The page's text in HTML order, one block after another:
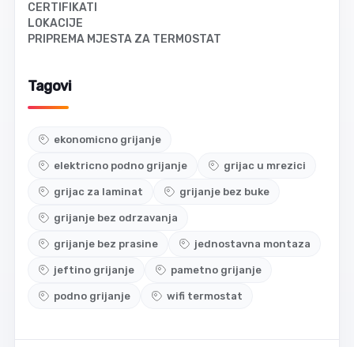
CERTIFIKATI
LOKACIJE
PRIPREMA MJESTA ZA TERMOSTAT
Tagovi
ekonomicno grijanje
elektricno podno grijanje grijac u mrezici
grijac za laminat grijanje bez buke
grijanje bez odrzavanja
grijanje bez prasine jednostavna montaza
jeftino grijanje pametno grijanje
podno grijanje wifi termostat